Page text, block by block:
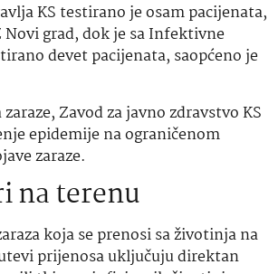
KS testirano je osam pacijenata,
grad, dok je sa Infektivne
devet pacijenata, saopćeno je
Zavod za javno zdravstvo KS
epidemije na ograničenom
zaraze.
na terenu
koja se prenosi sa životinja na
prijenosa uključuju direktan